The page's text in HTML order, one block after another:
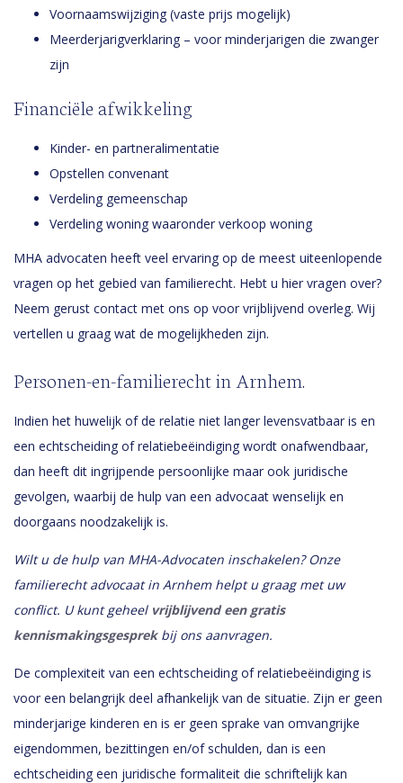
Voornaamswijziging (vaste prijs mogelijk)
Meerderjarigverklaring – voor minderjarigen die zwanger
zijn
Financiële afwikkeling
Kinder- en partneralimentatie
Opstellen convenant
Verdeling gemeenschap
Verdeling woning waaronder verkoop woning
MHA advocaten heeft veel ervaring op de meest uiteenlopende
vragen op het gebied van familierecht. Hebt u hier vragen over?
Neem gerust contact met ons op voor vrijblijvend overleg. Wij
vertellen u graag wat de mogelijkheden zijn.
Personen-en-familierecht in Arnhem.
Indien het huwelijk of de relatie niet langer levensvatbaar is en
een echtscheiding of relatiebeëindiging wordt onafwendbaar,
dan heeft dit ingrijpende persoonlijke maar ook juridische
gevolgen, waarbij de hulp van een advocaat wenselijk en
doorgaans noodzakelijk is.
Wilt u de hulp van MHA-Advocaten inschakelen? Onze
familierecht advocaat in Arnhem helpt u graag met uw
conflict. U kunt geheel vrijblijvend een gratis
kennismakingsgesprekbij ons aanvragen.
De complexiteit van een echtscheiding of relatiebeëindiging is
voor een belangrijk deel afhankelijk van de situatie. Zijn er geen
minderjarige kinderen en is er geen sprake van omvangrijke
eigendommen, bezittingen en/of schulden, dan is een
echtscheiding een juridische formaliteit die schriftelijk kan